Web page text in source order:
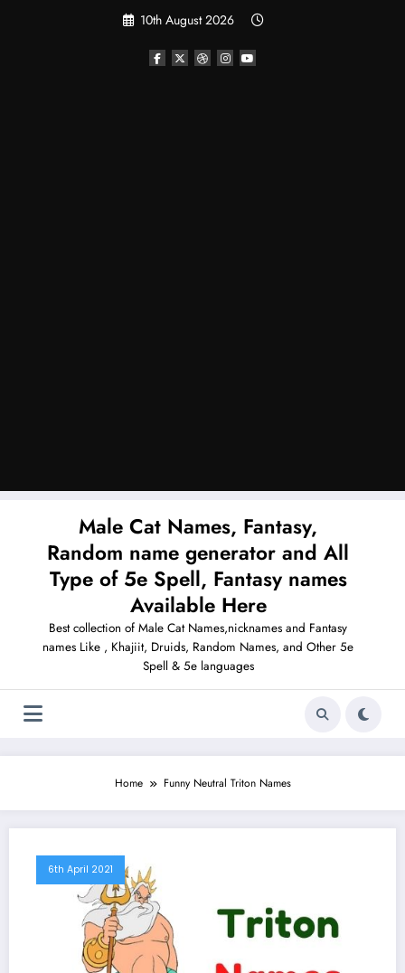
10th August 2026
Male Cat Names, Fantasy,
Random name generator and All
Type of 5e Spell, Fantasy names
Available Here
Best collection of Male Cat Names,nicknames and Fantasy
names Like , Khajiit, Druids, Random Names, and Other 5e
Spell & 5e languages
Home Funny Neutral Triton Names
6th April 2021